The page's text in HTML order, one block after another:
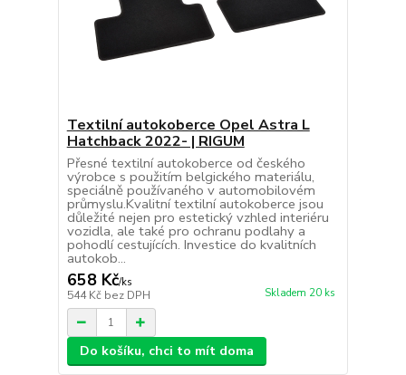
Textilní autokoberce Opel Astra L
Hatchback 2022- | RIGUM
Přesné textilní autokoberce od českého
výrobce s použitím belgického materiálu,
speciálně používaného v automobilovém
průmyslu.Kvalitní textilní autokoberce jsou
důležité nejen pro estetický vzhled interiéru
vozidla, ale také pro ochranu podlahy a
pohodlí cestujících. Investice do kvalitních
autokob...
658 Kč/ks
544 Kč bez DPH Skladem 20 ks
Do košíku, chci to mít doma